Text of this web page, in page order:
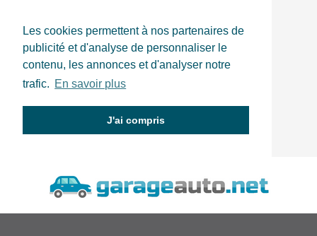
Les cookies permettent à nos partenaires de
publicité et d'analyse de personnaliser le
contenu, les annonces et d'analyser notre
trafic. En savoir plus
J'ai compris